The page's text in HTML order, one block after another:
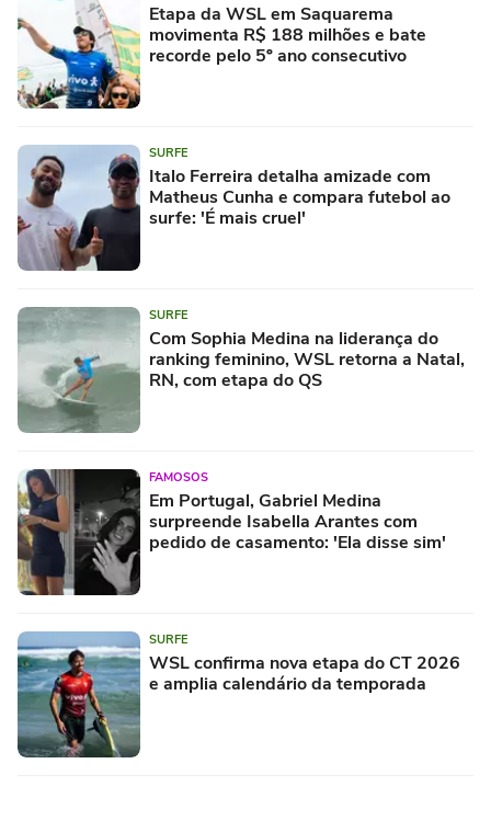
Etapa da WSL em Saquarema
movimenta R$ 188 milhões e bate
recorde pelo 5º ano consecutivo
SURFE
Italo Ferreira detalha amizade com
Matheus Cunha e compara futebol ao
surfe: 'É mais cruel'
SURFE
Com Sophia Medina na liderança do
ranking feminino, WSL retorna a Natal,
RN, com etapa do QS
FAMOSOS
Em Portugal, Gabriel Medina
surpreende Isabella Arantes com
pedido de casamento: 'Ela disse sim'
SURFE
WSL confirma nova etapa do CT 2026
e amplia calendário da temporada